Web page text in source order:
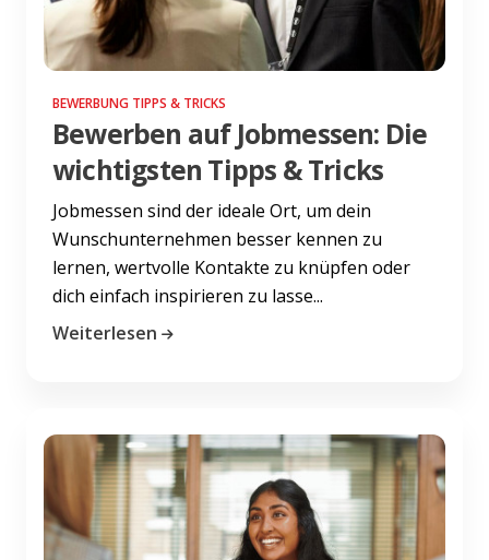
BEWERBUNG TIPPS & TRICKS
Bewerben auf Jobmessen: Die
wichtigsten Tipps & Tricks
Jobmessen sind der ideale Ort, um dein
Wunschunternehmen besser kennen zu
lernen, wertvolle Kontakte zu knüpfen oder
dich einfach inspirieren zu lasse...
Weiterlesen